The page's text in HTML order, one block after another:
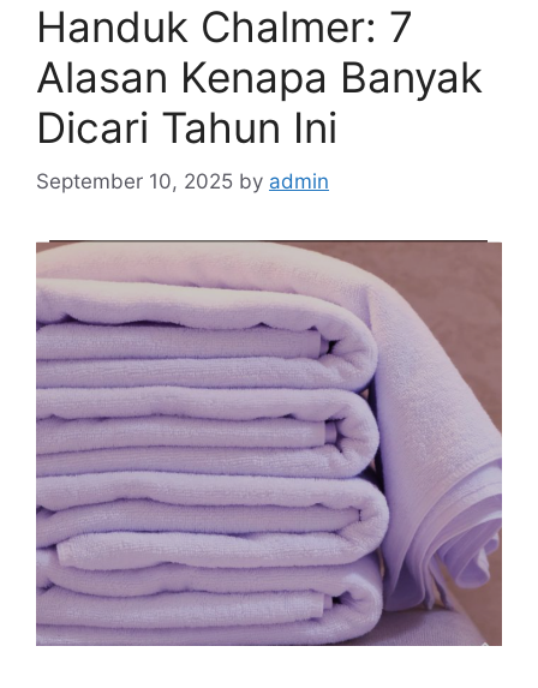
Handuk Chalmer: 7
Alasan Kenapa Banyak
Dicari Tahun Ini
September 10, 2025 by admin